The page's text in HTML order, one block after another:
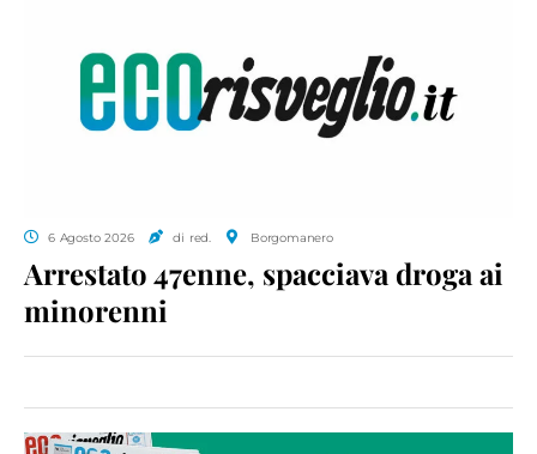
6 Agosto 2026 di red. Borgomanero
Arrestato 47enne, spacciava droga ai
minorenni